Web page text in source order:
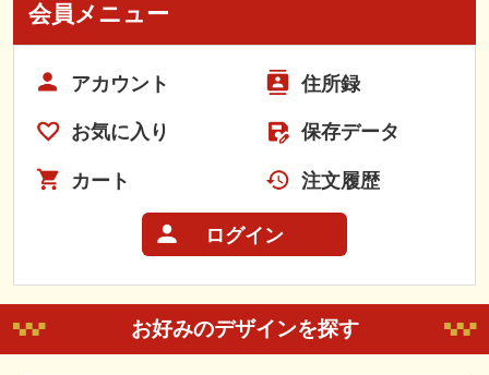
会員メニュー
アカウント 住所録
お気に入り 保存データ
カート 注文履歴
ログイン
お好みのデザインを探す